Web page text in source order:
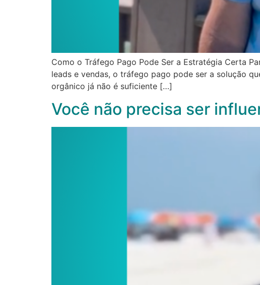
Como o Tráfego Pago Pode Ser a Estratégia Certa
leads e vendas, o tráfego pago pode ser a solução
orgânico já não é suficiente […]
Você não precisa ser